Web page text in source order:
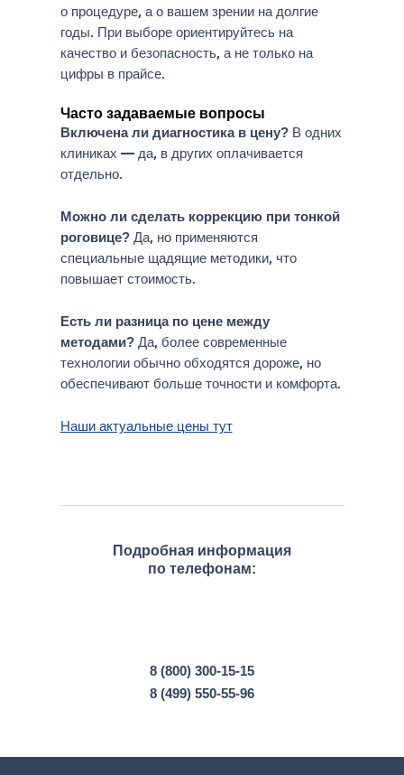
о процедуре, а о вашем зрении на долгие
годы. При выборе ориентируйтесь на
качество и безопасность, а не только на
цифры в прайсе.
Часто задаваемые вопросы
Включена ли диагностика в цену?В одних
клиниках — да, в других оплачивается
отдельно.
Можно ли сделать коррекцию при тонкой
роговице?Да, но применяются
специальные щадящие методики, что
повышает стоимость.
Есть ли разница по цене между
методами?Да, более современные
технологии обычно обходятся дороже, но
обеспечивают больше точности и комфорта.
Наши актуальные цены тут
Подробная информация
по телефонам:
8 (800) 300-15-15
8 (499) 550-55-96